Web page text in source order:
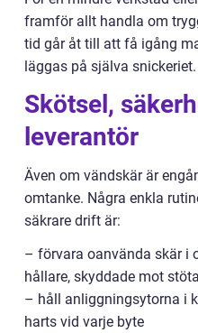
framför allt handla om
tid går åt till att få igång
läggas på själva snickeriet.
Skötsel,
leverantör
Även om vändskär är
omtanke. Några enkla
säkrare drift är:
– förvara oanvända skär i
hållare, skyddade mot
– håll anliggningsytorna i
harts vid varje byte